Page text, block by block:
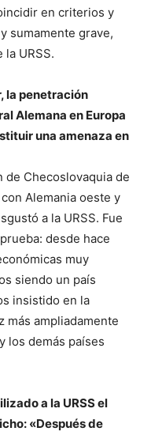
en criterios y
sumamente grave,
URSS.
la penetración
Alemana en Europa
una amenaza en
de Checoslovaquia de
Alemania oeste y
a la URSS. Fue
desde hace
muy
siendo un país
insistido en la
más ampliadamente
los demás países
a la URSS el
«Después de